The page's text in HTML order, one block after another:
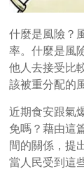
什麼是風險？
率。什麼是風
他人去接受比
該被重分配的
近期食安跟氣
免嗎？藉由這
間的關係，提
當人民受到這